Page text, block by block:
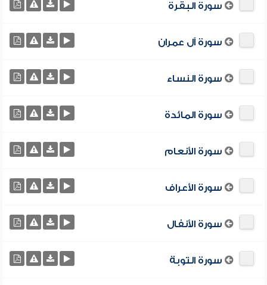
سورة البقرة
سورة آل عمران
سورة النساء
سورة المائدة
سورة الأنعام
سورة الأعراف
سورة الأنفال
سورة التوبة